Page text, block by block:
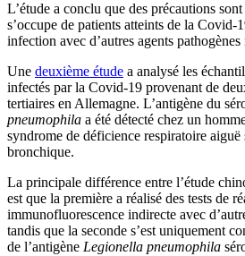
L’étude a conclu que des précautions sont
s’occupe de patients atteints de la Covid-
infection avec d’autres agents pathogènes
Une deuxième étude a analysé les
infectés par la Covid-19 provenant de
tertiaires en Allemagne. L’antigène du
pneumophila a été détecté chez un
syndrome de déficience respiratoire aiguë
bronchique.
La principale différence entre l’étude
est que la première a réalisé des tests de
immunofluorescence indirecte avec
tandis que la seconde s’est uniquement
de l’antigène Legionella pneumophila